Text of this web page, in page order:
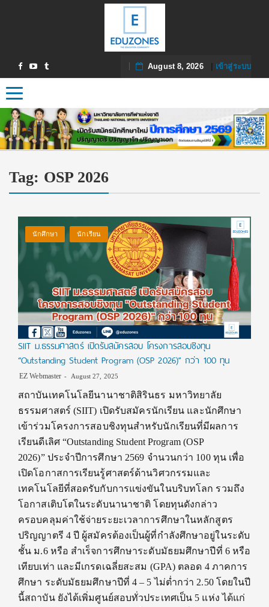
August 8, 2026| เข้าสู่ระบบ
Toggle navigation
Tag: OSP 2026
นักศึกษา นักเรียน
SIIT ม.ธรรมศาสตร์ เปิดรับสมัครสอบ โครงการสอบชิงทุน
“Outstanding Student Program (OSP 2026)” กว่า 100 ทุน
EZ Webmaster August 27, 2025
สถาบันเทคโนโลยีนานาชาติสิรินธร มหาวิทยาลัย
ธรรมศาสตร์ (SIIT) เปิดรับสมัครนักเรียน และนักศึกษา
เข้าร่วมโครงการสอบชิงทุนสำหรับนักเรียนที่มีผลการ
เรียนดีเลิศ “Outstanding Student Program (OSP
2026)” ประจำปีการศึกษา 2569 จำนวนกว่า 100 ทุน เพื่อ
เปิดโอกาสการเรียนรู้ศาสตร์ด้านวิศวกรรมและ
เทคโนโลยีที่สอดรับกับการแข่งขันในบริบทโลก รวมถึง
โอกาสเติบโตในระดับนานาชาติ โดยทุนดังกล่าว
ครอบคลุมค่าใช้จ่ายระยะเวลาการศึกษาในหลักสูตร
ปริญญาตรี 4 ปี ผู้สมัครต้องเป็นผู้ที่กำลังศึกษาอยู่ในระดับ
ชั้น ม.6 หรือ สำเร็จการศึกษาระดับมัธยมศึกษาปีที่ 6 หรือ
เทียบเท่า และมีเกรดเฉลี่ยสะสม (GPA) ตลอด 4 ภาคการ
ศึกษา ระดับมัธยมศึกษาปีที่ 4 – 5 ไม่ต่ำกว่า 2.50 โดยในปี
นี้สถาบัน ยังได้เพิ่มศูนย์สอบทั่วประเทศเป็น 5 แห่ง ได้แก่